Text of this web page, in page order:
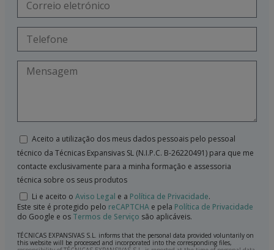
Aceito a utilização dos meus dados pessoais pelo pessoal
técnico da Técnicas Expansivas SL (N.I.P.C. B-26220491) para que me
contacte exclusivamente para a minha formação e assessoria
técnica sobre os seus produtos
Li e aceito o Aviso Legal e a Política de Privacidade.
Este site é protegido pelo reCAPTCHA e pela Política de Privacidade
do Google e os Termos de Serviço são aplicáveis.
TÉCNICAS EXPANSIVAS S.L. informs that the personal data provided voluntarily on
this website will be processed and incorporated into the corresponding files,